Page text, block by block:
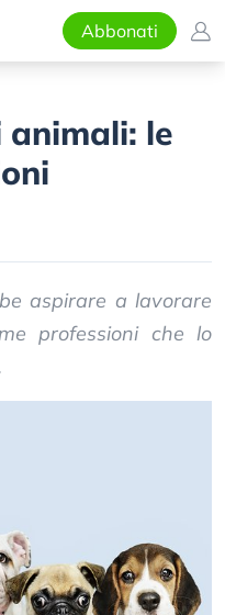
Abbonati
animali: le
aspirare a lavorare
professioni che lo